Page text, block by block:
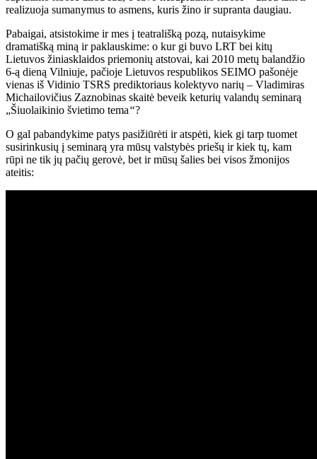
realizuoja sumanymus to asmens, kuris žino ir supranta daugiau.
Pabaigai, atsistokime ir mes į teatrališką pozą, nutaisykime
dramatišką miną ir paklauskime: o kur gi buvo LRT bei kitų
Lietuvos žiniasklaidos priemonių atstovai, kai 2010 metų balandžio
6-ą dieną Vilniuje, pačioje Lietuvos respublikos SEIMO pašonėje
vienas iš Vidinio TSRS prediktoriaus kolektyvo narių – Vladimiras
Michailovičius Zaznobinas skaitė beveik keturių valandų seminarą
„Šiuolaikinio švietimo tema“?
O gal pabandykime patys pasižiūrėti ir atspėti, kiek gi tarp tuomet
susirinkusių į seminarą yra mūsų valstybės priešų ir kiek tų, kam
rūpi ne tik jų pačių gerovė, bet ir mūsų šalies bei visos žmonijos
ateitis: